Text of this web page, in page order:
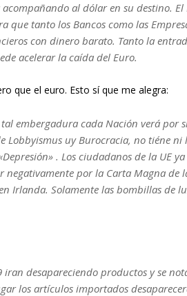
al dólar en su destino. El
que tanto los Bancos como las
con dinero barato. Tanto la
acelerar la caída del Euro.
que el euro. Esto sí que me alegra:
embergadura cada Nación verá por
Lobbyismus uy Burocracia, no tiéne
. Los ciudadanos de la UE
por la Carta Magna de
Irlanda. Solamente las bombillas de
desapareciendo productos y se
los artículos importados